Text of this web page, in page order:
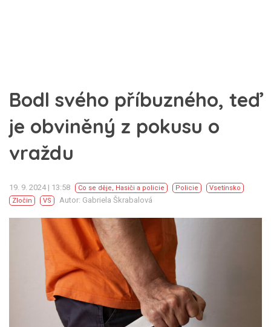
Bodl svého příbuzného, teď
je obviněný z pokusu o
vraždu
19. 9. 2024 | 13:58 Co se děje, Hasiči a policie Policie
Vsetínsko
Zločin
VS Autor: Gabriela Škrabalová